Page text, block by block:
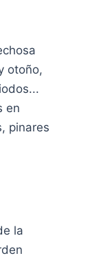
otoño,
en
pinares
la